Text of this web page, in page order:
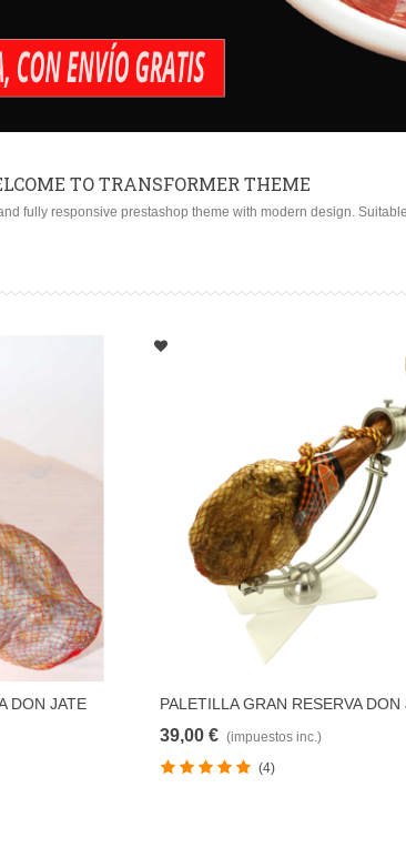
TO TRANSFORMER THEME
fully responsive prestashop theme with modern design.
DON JATE AÑADIR PARA COMPARAR
PALETILLA GRAN RESERVA DON
39,00 € (impuestos inc.)
(4)